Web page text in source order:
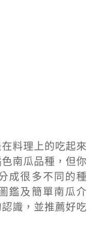
料理上的吃起來
南瓜品種，但你
成很多不同的種
鑑及簡單南瓜介
識，並推薦好吃